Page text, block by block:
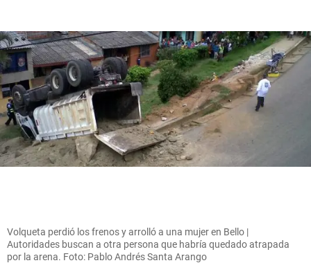
Volqueta perdió los frenos y arrolló a una mujer en Bello |
Autoridades buscan a otra persona que habría quedado atrapada
por la arena. Foto: Pablo Andrés Santa Arango